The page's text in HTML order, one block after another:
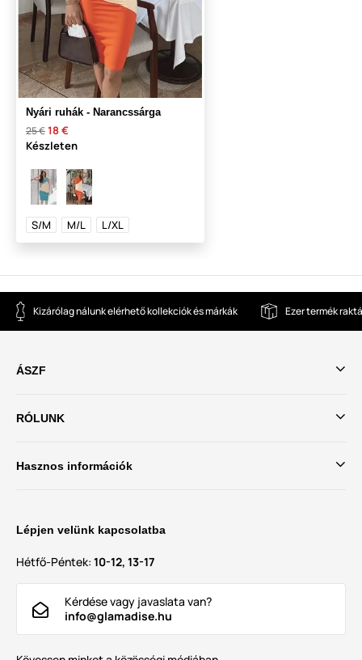
Nyári ruhák - Narancssárga
25 €18 €
Készleten
S/M M/L L/XL
Kizárólag nálunk elérhető kollekciók és márkák Ezer termék
ÁSZF
RÓLUNK
Hasznos információk
Lépjen velünk kapcsolatba
Hétfő-Péntek: 10-12, 13-17
Kérdése vagy javaslata van?
info@glamadise.hu